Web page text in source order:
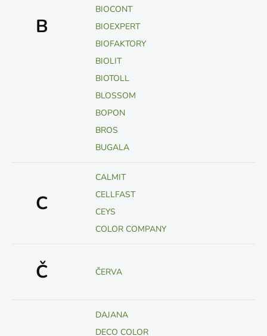
B
BIOCONT
BIOEXPERT
BIOFAKTORY
BIOLIT
BIOTOLL
BLOSSOM
BOPON
BROS
BUGALA
C
CALMIT
CELLFAST
CEYS
COLOR COMPANY
Č ČERVA
DAJANA
DECO COLOR